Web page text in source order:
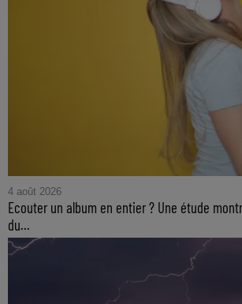
4 août 2026
Ecouter un album en entier ? Une étude
du...